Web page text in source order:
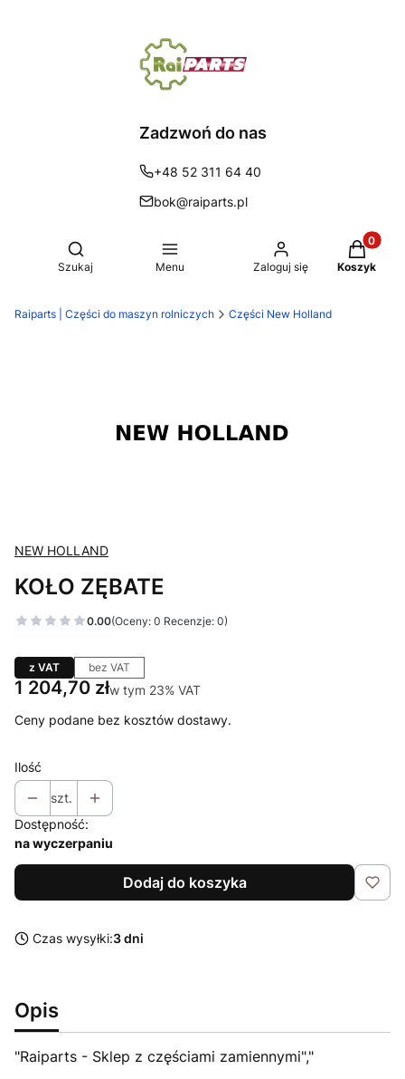
Zadzwoń do nas
+48 52 311 64 40
bok@raiparts.pl
Otwórz wyszukiwarkę
Szukaj Menu Zaloguj się Koszyk
Raiparts | Części do maszyn rolniczych Części New Holland
NEW HOLLAND
KOŁO ZĘBATE
0.00(Oceny: 0 Recenzje: 0)
z VAT bez VAT
Cena
1 204,70 złw tym 23% VAT
w tym 23% VAT
Ceny podane bez kosztów dostawy.
Ilość
szt.
Dostępność:
na wyczerpaniu
Dodaj do koszyka
Czas wysyłki:3 dni
Opis
"Raiparts - Sklep z częściami zamiennymi","